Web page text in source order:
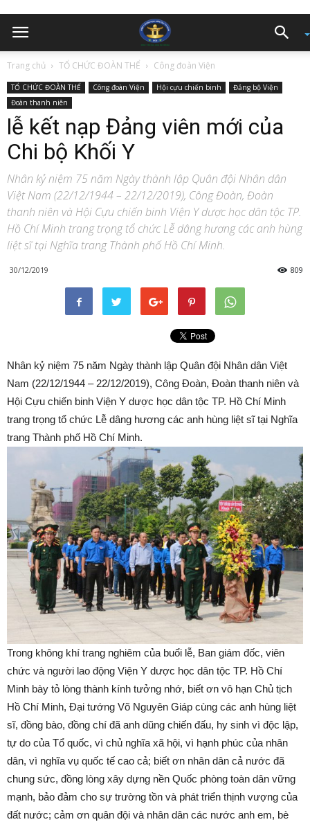
Trang chủ TỔ CHỨC ĐOÀN THỂ Công đoàn Viện
TỔ CHỨC ĐOÀN THỂ Công đoàn Viện Hội cựu chiến binh
Đảng bộ Viện
Đoàn thanh niên
lễ kết nạp Đảng viên mới của
Chi bộ Khối Y
Nhân kỷ niệm 75 năm Ngày thành lập Quân đội Nhân dân
Việt Nam (22/12/1944 – 22/12/2019), Công Đoàn, Đoàn
thanh niên và Hội Cựu chiến binh Viện Y dược học dân tộc TP.
Hồ Chí Minh trang trọng tổ chức Lễ dâng hương các anh hùng
liệt sĩ tại Nghĩa trang Thành phố Hồ Chí Minh.
30/12/2019 809
Nhân kỷ niệm 75 năm Ngày thành lập Quân đội Nhân dân Việt
Nam (22/12/1944 – 22/12/2019), Công Đoàn, Đoàn thanh niên và
Hội Cựu chiến binh Viện Y dược học dân tộc TP. Hồ Chí Minh
trang trọng tổ chức Lễ dâng hương các anh hùng liệt sĩ tại Nghĩa
trang Thành phố Hồ Chí Minh.
Trong không khí trang nghiêm của buổi lễ, Ban giám đốc, viên
chức và người lao động Viện Y dược học dân tộc TP. Hồ Chí
Minh bày tỏ lòng thành kính tưởng nhớ, biết ơn vô hạn Chủ tịch
Hồ Chí Minh, Đại tướng Võ Nguyên Giáp cùng các anh hùng liệt
sĩ, đồng bào, đồng chí đã anh dũng chiến đấu, hy sinh vì độc lập,
tự do của Tổ quốc, vì chủ nghĩa xã hội, vì hạnh phúc của nhân
dân, vì nghĩa vụ quốc tế cao cả; biết ơn nhân dân cả nước đã
chung sức, đồng lòng xây dựng nền Quốc phòng toàn dân vững
mạnh, bảo đảm cho sự trường tồn và phát triển thịnh vượng của
đất nước; cảm ơn quân đội và nhân dân các nước anh em, bè